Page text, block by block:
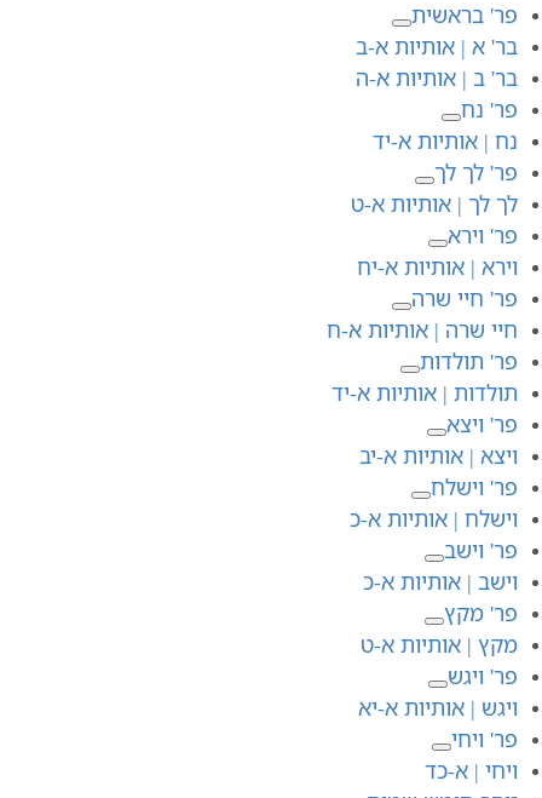
פר' בראשית
בר' א | אותיות א-ב
בר' ב | אותיות א-ה
פר' נח
נח | אותיות א-יד
פר' לך לך
לך לך | אותיות א-ט
פר' וירא
וירא | אותיות א-יח
פר' חיי שרה
חיי שרה | אותיות א-ח
פר' תולדות
תולדות | אותיות א-יד
פר' ויצא
ויצא | אותיות א-יב
פר' וישלח
וישלח | אותיות א-כ
פר' וישב
וישב | אותיות א-כ
פר' מקץ
מקץ | אותיות א-ט
פר' ויגש
ויגש | אותיות א-יא
פר' ויחי
ויחי | א-כד